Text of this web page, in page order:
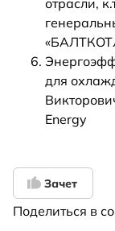
отрасли,
для
Energy
Зачет
Поделиться в